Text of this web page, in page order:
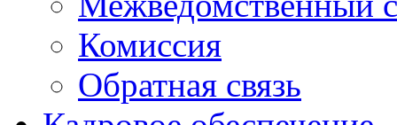
Комиссия
Обратная связь